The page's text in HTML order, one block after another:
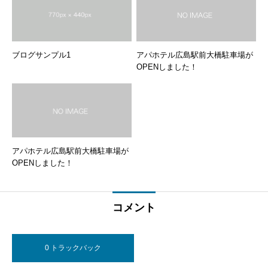
ブログサンプル1
アパホテル広島駅前大橋駐車場が
OPENしました！
アパホテル広島駅前大橋駐車場が
OPENしました！
コメント
0 トラックバック